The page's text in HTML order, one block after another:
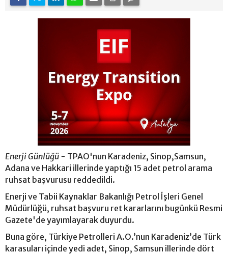
Enerji Günlüğü - TPAO'nun Karadeniz, Sinop,Samsun,
Adana ve Hakkari illerinde yaptığı 15 adet petrol arama
ruhsat başvurusu reddedildi.
Enerji ve Tabii Kaynaklar Bakanlığı Petrol İşleri Genel
Müdürlüğü, ruhsat başvuru ret kararlarını bugünkü Resmi
Gazete'de yayımlayarak duyurdu.
Buna göre, Türkiye Petrolleri A.O.’nun Karadeniz’de Türk
karasuları içinde yedi adet, Sinop, Samsun illerinde dört